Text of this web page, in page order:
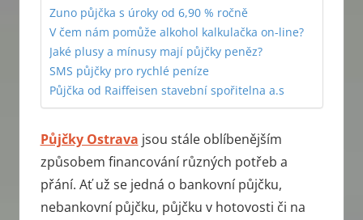
Zuno půjčka s úroky od 6,90 % ročně
V čem nám pomůže alkohol kalkulačka on-line?
Jaké plusy a mínusy mají půjčky peněz?
SMS půjčky pro rychlé peníze
Půjčka od Raiffeisen stavební spořitelna a.s
Půjčky Ostrava jsou stále oblíbenějším
způsobem financování různých potřeb a
přání. Ať už se jedná o bankovní půjčku,
nebankovní půjčku, půjčku v hotovosti či na